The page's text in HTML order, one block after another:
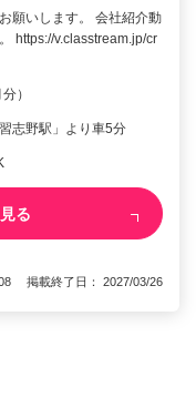
願いします。 会社紹介動
https://v.classtream.jp/cr
）
志野駅」より車5分
る
掲載終了日： 2027/03/26